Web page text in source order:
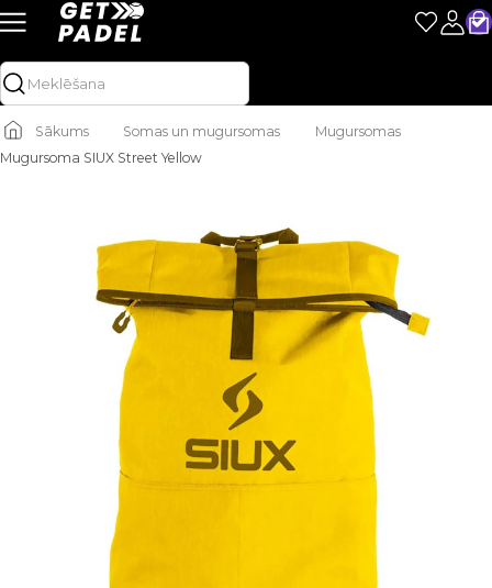
Sākums Somas un mugursomas
Mugursomas
Mugursoma SIUX Street Yellow